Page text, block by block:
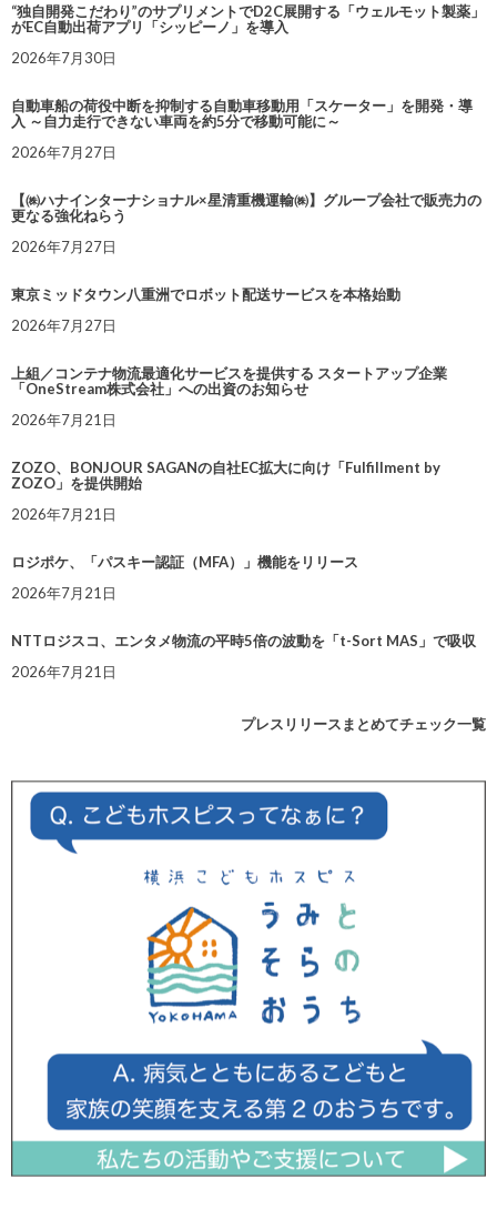
“独自開発こだわり”のサプリメントでD2C展開する「ウェルモット製薬」
がEC自動出荷アプリ「シッピーノ」を導入
2026年7月30日
自動車船の荷役中断を抑制する自動車移動用「スケーター」を開発・導
入 ～自力走行できない車両を約5分で移動可能に～
2026年7月27日
【㈱ハナインターナショナル×星清重機運輸㈱】グループ会社で販売力の
更なる強化ねらう
2026年7月27日
東京ミッドタウン八重洲でロボット配送サービスを本格始動
2026年7月27日
上組／コンテナ物流最適化サービスを提供する スタートアップ企業
「OneStream株式会社」への出資のお知らせ
2026年7月21日
ZOZO、BONJOUR SAGANの自社EC拡大に向け「Fulfillment by
ZOZO」を提供開始
2026年7月21日
ロジポケ、「パスキー認証（MFA）」機能をリリース
2026年7月21日
NTTロジスコ、エンタメ物流の平時5倍の波動を「t-Sort MAS」で吸収
2026年7月21日
プレスリリースまとめてチェック一覧